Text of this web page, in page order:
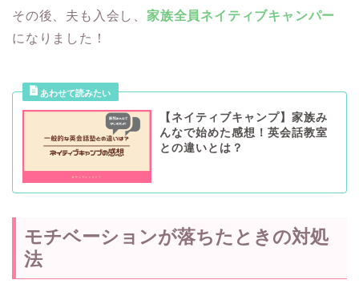
その後、夫も入会し、 家族全員ネイティブキャンパー
になりました！
【ネイティブキャンプ】家族み
んなで始めた感想！英会話教室
との違いとは？
モチベーションが落ちたときの対処
法